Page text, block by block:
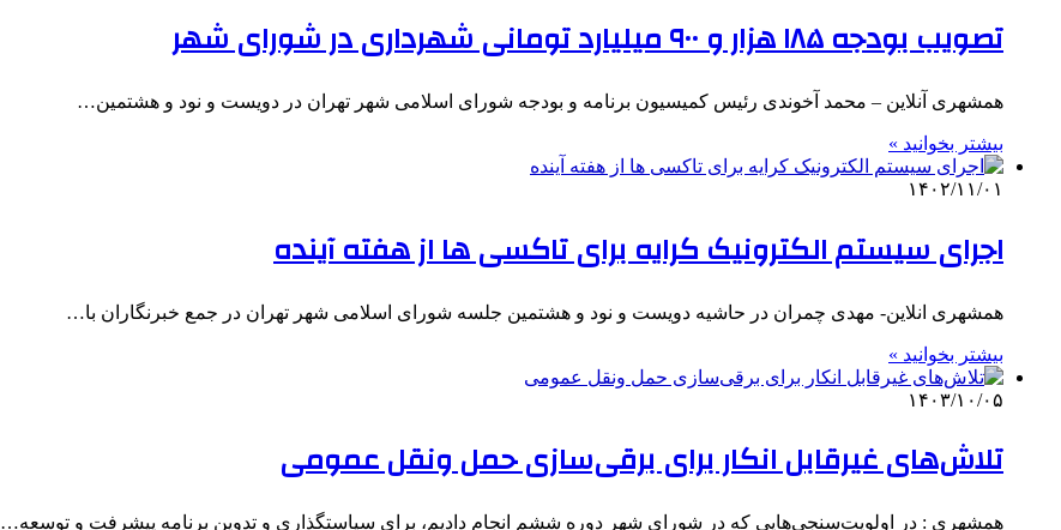
تصویب بودجه ۱۸۵ هزار و ۹۰۰ میلیارد تومانی شهرداری در شورای شهر
همشهری آنلاین – محمد آخوندی رئیس کمیسیون برنامه و بودجه شورای اسلامی شهر تهران در دویست و نود و هشتمین…
بیشتر بخوانید »
۱۴۰۲/۱۱/۰۱
اجرای سیستم الکترونیک کرایه برای تاکسی ها از هفته آینده
همشهری انلاین- مهدی چمران در حاشیه دویست و نود و هشتمین جلسه شورای اسلامی شهر تهران در جمع خبرنگاران با…
بیشتر بخوانید »
۱۴۰۳/۱۰/۰۵
تلاش‌های غیرقابل انکار برای برقی‌سازی حمل ونقل عمومی
همشهری : در اولویت‌سنجی‌هایی که در شورای شهر دوره ششم انجام دادیم، برای سیاستگذاری و تدوین برنامه پیشرفت و توسعه…